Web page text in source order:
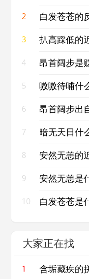
2 白发苍苍的
3 扒高踩低的
4 昂首阔步是
5 嗷嗷待哺什
6 昂首阔步出
7 暗无天日什
8 安然无恙的
9 安然无恙是
10 白发苍苍是
大家正在找
1 含垢藏疾的